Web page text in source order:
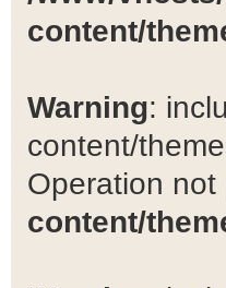
content/
Warning:
content/
Operation not
content/